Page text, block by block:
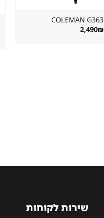
2,490₪
שירות לקוחות